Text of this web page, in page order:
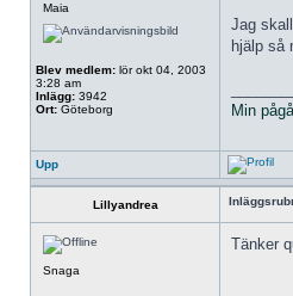
Maia
Blev medlem: lör okt 04, 2003
3:28 am
Inlägg: 3942
Ort: Göteborg
Jag
hjälp så
Min
Upp
Lillyandrea
Snaga
Tänker